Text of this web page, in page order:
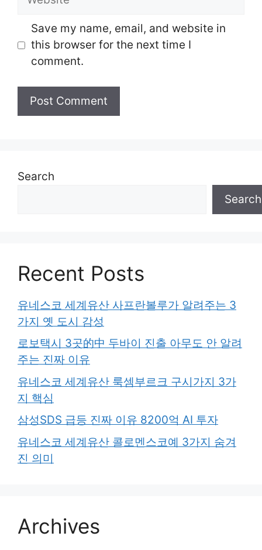
Save my name, email, and website in
this browser for the next time I
comment.
Search
Search
Recent Posts
유네스코 세계유산 사프란볼루가 알려주는 3
가지 옛 도시 감성
로보택시 3곳的中 두바이 진출 아무도 안 알려
주는 진짜 이유
유네스코 세계유산 룩셈부르크 구시가지 3가
지 핵심
삼성SDS 급등 진짜 이유 8200억 AI 투자
유네스코 세계유산 콜로멘스코예 3가지 숨겨
진 의미
Archives